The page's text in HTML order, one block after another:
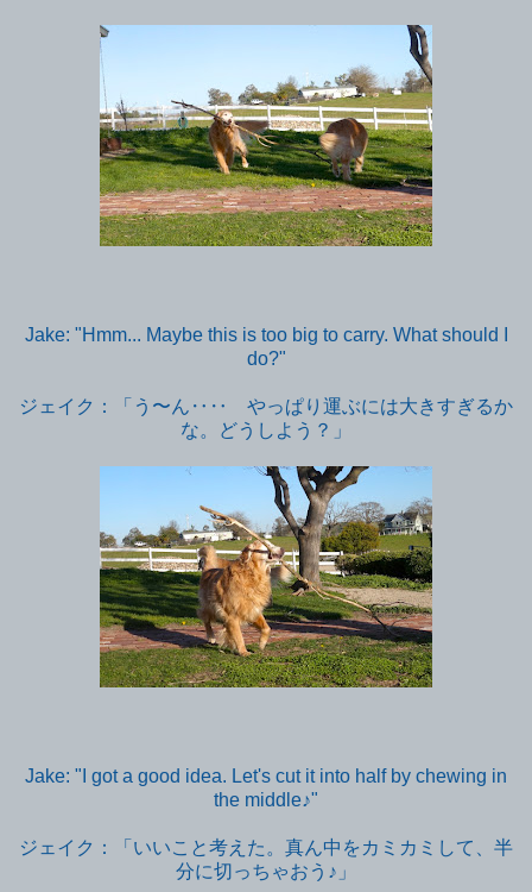
Jake: "Hmm... Maybe this is too big to carry. What should I
do?"
ジェイク：「う〜ん‥‥ やっぱり運ぶには大きすぎるか
な。どうしよう？」
Jake: "I got a good idea. Let's cut it into half by chewing in
the middle♪"
ジェイク：「いいこと考えた。真ん中をカミカミして、半
分に切っちゃおう♪」